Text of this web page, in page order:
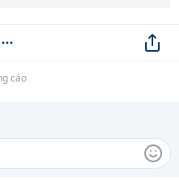
cáo